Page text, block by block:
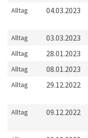
Alltag 04.03.2023
Alltag 03.03.2023
Alltag 28.01.2023
Alltag 08.01.2023
Alltag 29.12.2022
Alltag 09.12.2022